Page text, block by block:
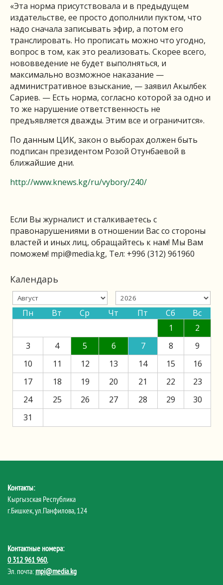
«Эта норма присутствовала и в предыдущем
издательстве, ее просто дополнили пуктом, что
надо сначала записывать эфир, а потом его
транслировать. Но прописать можно что угодно,
вопрос в том, как это реализовать. Скорее всего,
нововведение не будет выполняться, и
максимально возможное наказание —
административное взыскание, — заявил Акылбек
Сариев. — Есть норма, согласно которой за одно и
то же нарушение ответственность не
предъявляется дважды. Этим все и ограничится».
По данным ЦИК, закон о выборах должен быть
подписан президентом Розой Отунбаевой в
ближайшие дни.
http://www.knews.kg/ru/vybory/240/
Если Вы журналист и сталкиваетесь с
правонарушениями в отношении Вас со стороны
властей и иных лиц, обращайтесь к нам! Мы Вам
поможем! mpi@media.kg, Тел: +996 (312) 961960
Календарь
Пн Вт Ср Чт Пт Сб
Вс
1
2
3
4 5 6 7 8
9
10
11 12 13 14 15
16
17
18 19 20 21 22
23
24
25 26 27 28 29
30
31
Контакты:
Кыргызская Республика
г.Бишкек, ул.Панфилова, 124
Контактные номера:
0 312 961 960,
Эл. почта: mpi@media.kg